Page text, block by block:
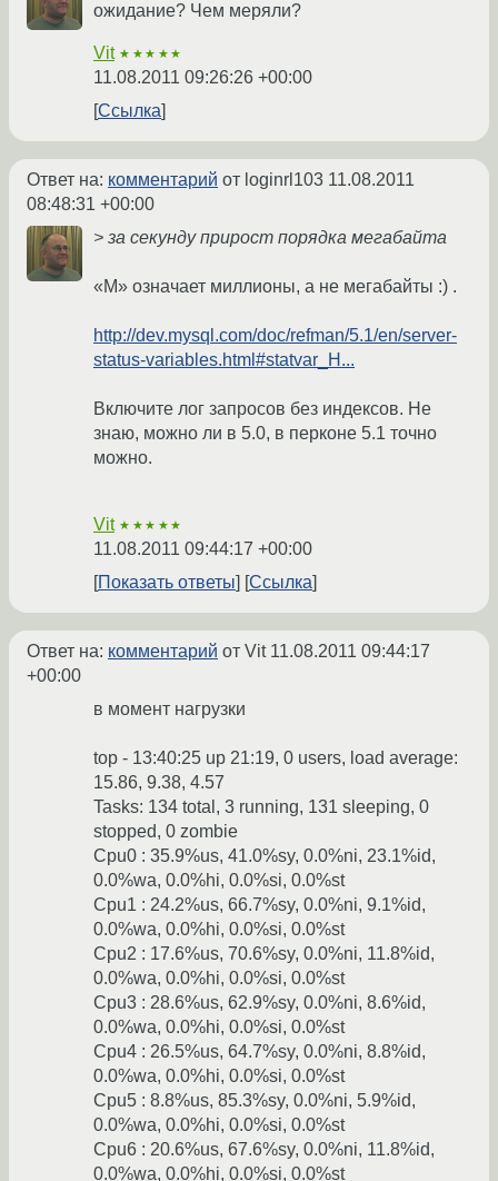
ожидание? Чем меряли?
Vit ★★★★★
11.08.2011 09:26:26 +00:00
Ссылка
Ответ на: комментарий от loginrl103 11.08.2011
08:48:31 +00:00
> за секунду прирост порядка мегабайта
«M» означает миллионы, а не мегабайты :) .
http://dev.mysql.com/doc/refman/5.1/en/server-
status-variables.html#statvar_H...
Включите лог запросов без индексов. Не
знаю, можно ли в 5.0, в перконе 5.1 точно
можно.
Vit ★★★★★
11.08.2011 09:44:17 +00:00
Показать ответы
Ссылка
Ответ на: комментарий от Vit 11.08.2011 09:44:17
+00:00
в момент нагрузки
top - 13:40:25 up 21:19, 0 users, load average:
15.86, 9.38, 4.57
Tasks: 134 total, 3 running, 131 sleeping, 0
stopped, 0 zombie
Cpu0 : 35.9%us, 41.0%sy, 0.0%ni, 23.1%id,
0.0%wa, 0.0%hi, 0.0%si, 0.0%st
Cpu1 : 24.2%us, 66.7%sy, 0.0%ni, 9.1%id,
0.0%wa, 0.0%hi, 0.0%si, 0.0%st
Cpu2 : 17.6%us, 70.6%sy, 0.0%ni, 11.8%id,
0.0%wa, 0.0%hi, 0.0%si, 0.0%st
Cpu3 : 28.6%us, 62.9%sy, 0.0%ni, 8.6%id,
0.0%wa, 0.0%hi, 0.0%si, 0.0%st
Cpu4 : 26.5%us, 64.7%sy, 0.0%ni, 8.8%id,
0.0%wa, 0.0%hi, 0.0%si, 0.0%st
Cpu5 : 8.8%us, 85.3%sy, 0.0%ni, 5.9%id,
0.0%wa, 0.0%hi, 0.0%si, 0.0%st
Cpu6 : 20.6%us, 67.6%sy, 0.0%ni, 11.8%id,
0.0%wa, 0.0%hi, 0.0%si, 0.0%st